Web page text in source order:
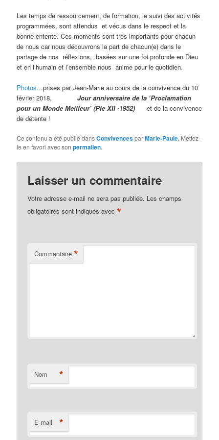
Les temps de ressourcement, de formation, le suivi des activités
programmées, sont attendus et vécus dans le respect et la
bonne entente. Ces moments sont très importants pour chacun
de nous car nous découvrons la part de chacun(e) dans le
partage de nos réflexions, basées sur une foi profonde en Dieu
et en l’humain et l’ensemble nous anime pour le quotidien.
Photos…prises par Jean-Marie au cours de la convivence du 10
février 2018,Jour anniversaire de la ‘Proclamation
pour un Monde Meilleur’ (Pie XII -1952)et de la convivence
de détente !
Ce contenu a été publié dansConvivencesparMarie-Paule. Mettez-
le en favori avec sonpermalien.
Laisser un commentaire
Votre adresse e-mail ne sera pas publiée. Les champs
obligatoires sont indiqués avec*
Commentaire *
Nom *
E-mail *